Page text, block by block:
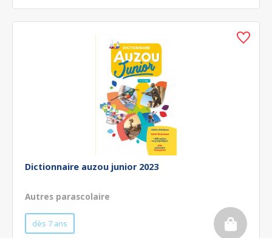
Dictionnaire auzou junior 2023
Autres parascolaire
dès 7 ans